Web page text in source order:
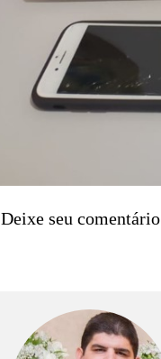
Deixe seu comentário